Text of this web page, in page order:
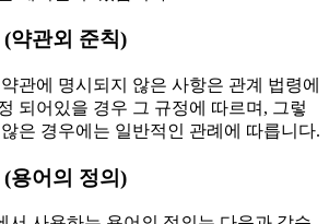
약관외 준칙)
관에 명시되지 않은 사항은 관계 법령에
되어있을 경우 그 규정에 따르며, 그렇
은 경우에는 일반적인 관례에 따릅니다.
용어의 정의)